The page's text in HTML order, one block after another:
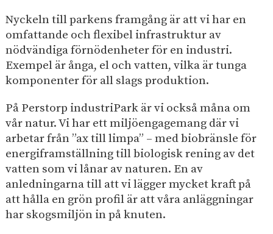
Nyckeln till parkens framgång är att vi har en
omfattande och flexibel infrastruktur av
nödvändiga förnödenheter för en industri.
Exempel är ånga, el och vatten, vilka är tunga
komponenter för all slags produktion.
På Perstorp industriPark är vi också måna om
vår natur. Vi har ett miljöengagemang där vi
arbetar från ”ax till limpa” – med biobränsle för
energiframställning till biologisk rening av det
vatten som vi lånar av naturen. En av
anledningarna till att vi lägger mycket kraft på
att hålla en grön profil är att våra anläggningar
har skogsmiljön in på knuten.